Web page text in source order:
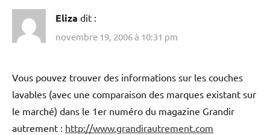
Eliza dit :
novembre 19, 2006 à 10:31 pm
Vous pouvez trouver des informations sur les couches
lavables (avec une comparaison des marques existant sur
le marché) dans le 1er numéro du magazine Grandir
autrement : http://www.grandirautrement.com